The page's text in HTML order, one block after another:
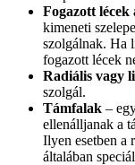
Fogazott lécek
kimeneti
szolgálnak. Ha
fogazott lécek
Radiális vagy
szolgál.
Támfalak –
ellenálljanak a
Ilyen esetben a
általában